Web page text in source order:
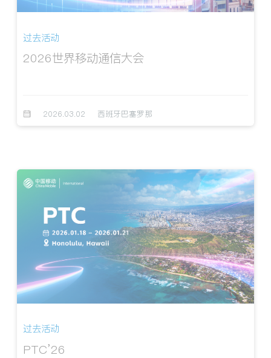
过去活动
2026世界移动通信大会
2026.03.02 西班牙巴塞罗那
过去活动
PTC’26